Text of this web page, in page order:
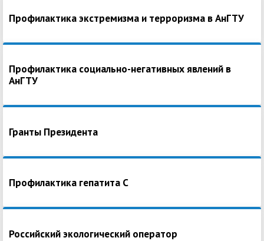
Профилактика экстремизма и терроризма в АнГТУ
Профилактика социально-негативных явлений в
АнГТУ
Гранты Президента
Профилактика гепатита С
Российский экологический оператор